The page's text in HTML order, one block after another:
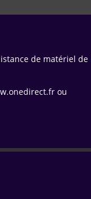
de matériel de
ou